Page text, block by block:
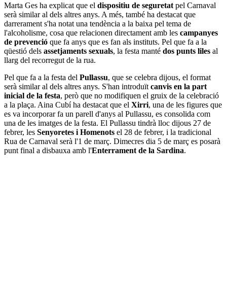
Marta Ges ha explicat que el dispositiu de seguretat pel Carnaval
serà similar al dels altres anys. A més, també ha destacat que
darrerament s'ha notat una tendència a la baixa pel tema de
l'alcoholisme, cosa que relacionen directament amb les campanyes
de prevenció que fa anys que es fan als instituts. Pel que fa a la
qüestió dels assetjaments sexuals, la festa manté dos punts liles al
llarg del recorregut de la rua.
Pel que fa a la festa del Pullassu, que se celebra dijous, el format
serà similar al dels altres anys. S'han introduït canvis en la part
inicial de la festa, però que no modifiquen el gruix de la celebració
a la plaça. Aina Cubí ha destacat que el Xirri, una de les figures que
es va incorporar fa un parell d'anys al Pullassu, es consolida com
una de les imatges de la festa. El Pullassu tindrà lloc dijous 27 de
febrer, les Senyoretes i Homenots el 28 de febrer, i la tradicional
Rua de Carnaval serà l'1 de març. Dimecres dia 5 de març es posarà
punt final a disbauxa amb l'Enterrament de la Sardina.